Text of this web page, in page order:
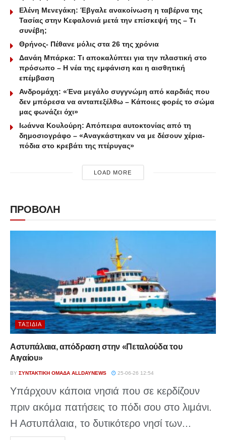
Ελένη Μενεγάκη: Έβγαλε ανακοίνωση η ταβέρνα της
Τασίας στην Κεφαλονιά μετά την επίσκεψή της – Τι
συνέβη;
Θρήνος- Πέθανε μόλις στα 26 της χρόνια
Δανάη Μπάρκα: Τι αποκαλύπτει για την πλαστική στο
πρόσωπο – Η νέα της εμφάνιση και η αισθητική
επέμβαση
Ανδρομάχη: «Ένα μεγάλο συγγνώμη από καρδιάς που
δεν μπόρεσα να ανταπεξέλθω – Κάποιες φορές το σώμα
μας φωνάζει όχι»
Ιωάννα Κουλούρη: Απόπειρα αυτοκτονίας από τη
δημοσιογράφο – «Aναγκάστηκαν να με δέσουν χέρια-
πόδια στο κρεβάτι της πτέρυγας»
LOAD MORE
ΠΡΟΒΟΛΗ
ΤΑΞΊΔΙΑ
Αστυπάλαια, απόδραση στην «Πεταλούδα του
Αιγαίου»
BY ΣΥΝΤΑΚΤΙΚΉ ΟΜΆΔΑ ALLDAYNEWS 25-06-26 12:54
Υπάρχουν κάποια νησιά που σε κερδίζουν
πριν ακόμα πατήσεις το πόδι σου στο λιμάνι.
Η Αστυπάλαια, το δυτικότερο νησί των...